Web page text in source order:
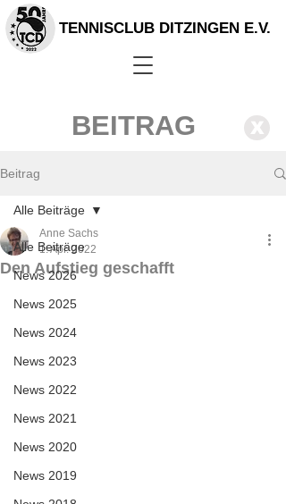
TENNISCLUB DITZINGEN E.V.
BEITRAG X
Beitrag
Alle Beiträge
News 2026
News 2025
News 2024
News 2023
News 2022
News 2021
News 2020
News 2019
Alle Beiträge
Den Aufstieg geschafft
Anne Sachs
1. Apr. 2022